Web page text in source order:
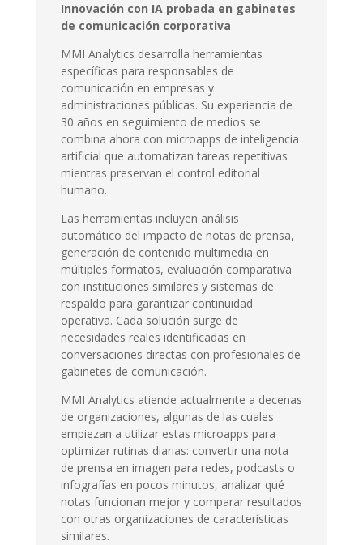
Innovación con IA probada en gabinetes
de comunicación corporativa
MMI Analytics desarrolla herramientas
específicas para responsables de
comunicación en empresas y
administraciones públicas. Su experiencia de
30 años en seguimiento de medios se
combina ahora con microapps de inteligencia
artificial que automatizan tareas repetitivas
mientras preservan el control editorial
humano.
Las herramientas incluyen análisis
automático del impacto de notas de prensa,
generación de contenido multimedia en
múltiples formatos, evaluación comparativa
con instituciones similares y sistemas de
respaldo para garantizar continuidad
operativa. Cada solución surge de
necesidades reales identificadas en
conversaciones directas con profesionales de
gabinetes de comunicación.
MMI Analytics atiende actualmente a decenas
de organizaciones, algunas de las cuales
empiezan a utilizar estas microapps para
optimizar rutinas diarias: convertir una nota
de prensa en imagen para redes, podcasts o
infografías en pocos minutos, analizar qué
notas funcionan mejor y comparar resultados
con otras organizaciones de características
similares.